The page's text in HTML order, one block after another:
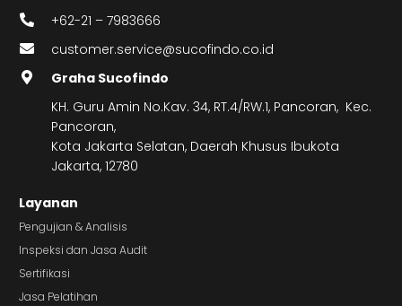
+62-21 – 7983666
customer.service@sucofindo.co.id
Graha Sucofindo
KH. Guru Amin No.Kav. 34, RT.4/RW.1, Pancoran, Kec.
Pancoran,
Kota Jakarta Selatan, Daerah Khusus Ibukota
Jakarta, 12780
Layanan
Pengujian & Analisis
Inspeksi dan Jasa Audit
Sertifikasi
Jasa Pelatihan